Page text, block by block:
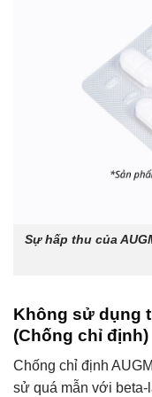
Sự hấp thu của
Không sử dụng
(Chống chỉ định)
Chống chỉ định
sử quá mẫn với beta-